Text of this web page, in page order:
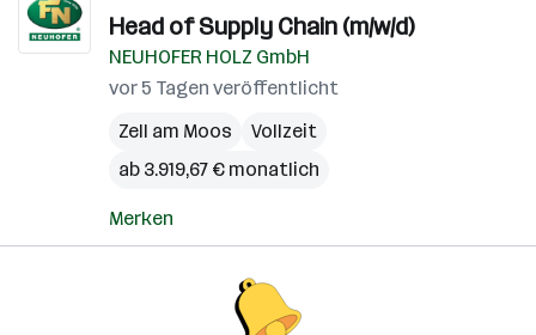
Head of Supply Chain (m/w/d)
NEUHOFER HOLZ GmbH
vor 5 Tagen veröffentlicht
Zell am Moos
Vollzeit
ab 3.919,67 € monatlich
Merken